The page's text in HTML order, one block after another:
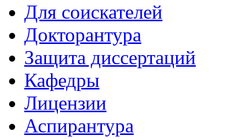
Для соискателей
Докторантура
Защита диссертаций
Кафедры
Лицензии
Аспирантура